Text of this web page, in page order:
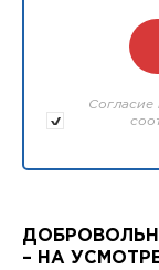
Согласие
– НА